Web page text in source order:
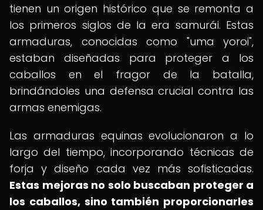
tienen un origen histórico que se remonta a
los primeros siglos de la era samurái. Estas
armaduras, conocidas como "uma yoroi",
estaban diseñadas para proteger a los
caballos en el fragor de la batalla,
brindándoles una defensa crucial contra las
armas enemigas.
Las armaduras equinas evolucionaron a lo
largo del tiempo, incorporando técnicas de
forja y diseño cada vez más sofisticadas.
Estas mejoras no solo buscaban proteger a
los caballos, sino también proporcionarles